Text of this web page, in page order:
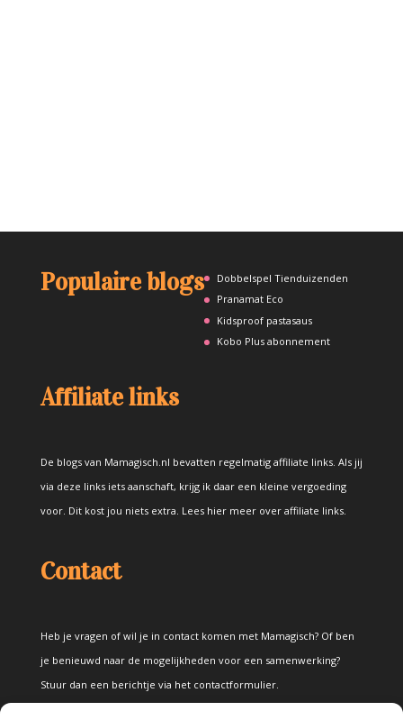
Populaire blogs
Dobbelspel Tienduizenden
Pranamat Eco
Kidsproof pastasaus
Kobo Plus abonnement
Affiliate links
De blogs van Mamagisch.nl bevatten regelmatig affiliate links. Als jij
via deze links iets aanschaft, krijg ik daar een kleine vergoeding
voor. Dit kost jou niets extra. Lees hier meer over affiliate links.
Contact
Heb je vragen of wil je in contact komen met Mamagisch? Of ben
je benieuwd naar de mogelijkheden voor een samenwerking?
Stuur dan een berichtje via het contactformulier.